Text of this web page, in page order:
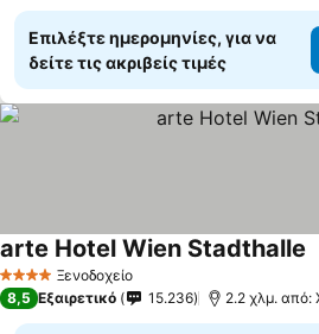
Επιλέξτε ημερομηνίες, για να
δείτε τις ακριβείς τιμές
4 ΑστέριαΞενοδοχείο
arte Hotel Wien Stadthalle
8,5 Εξαιρετικό 15.236 2.2 χλμ. από: